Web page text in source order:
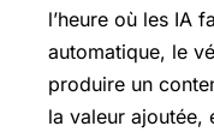
l’heure où les IA
automatique, le
produire un
la valeur ajoutée,